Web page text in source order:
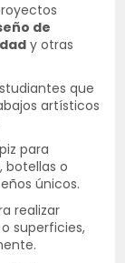
de
y otras
que
artísticos
para
botellas o
únicos.
realizar
superficies,